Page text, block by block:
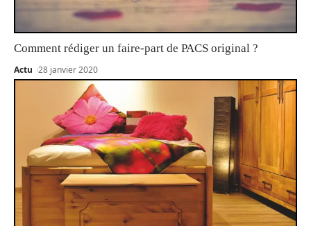
Comment rédiger un faire-part de PACS original ?
Actu 28 janvier 2020